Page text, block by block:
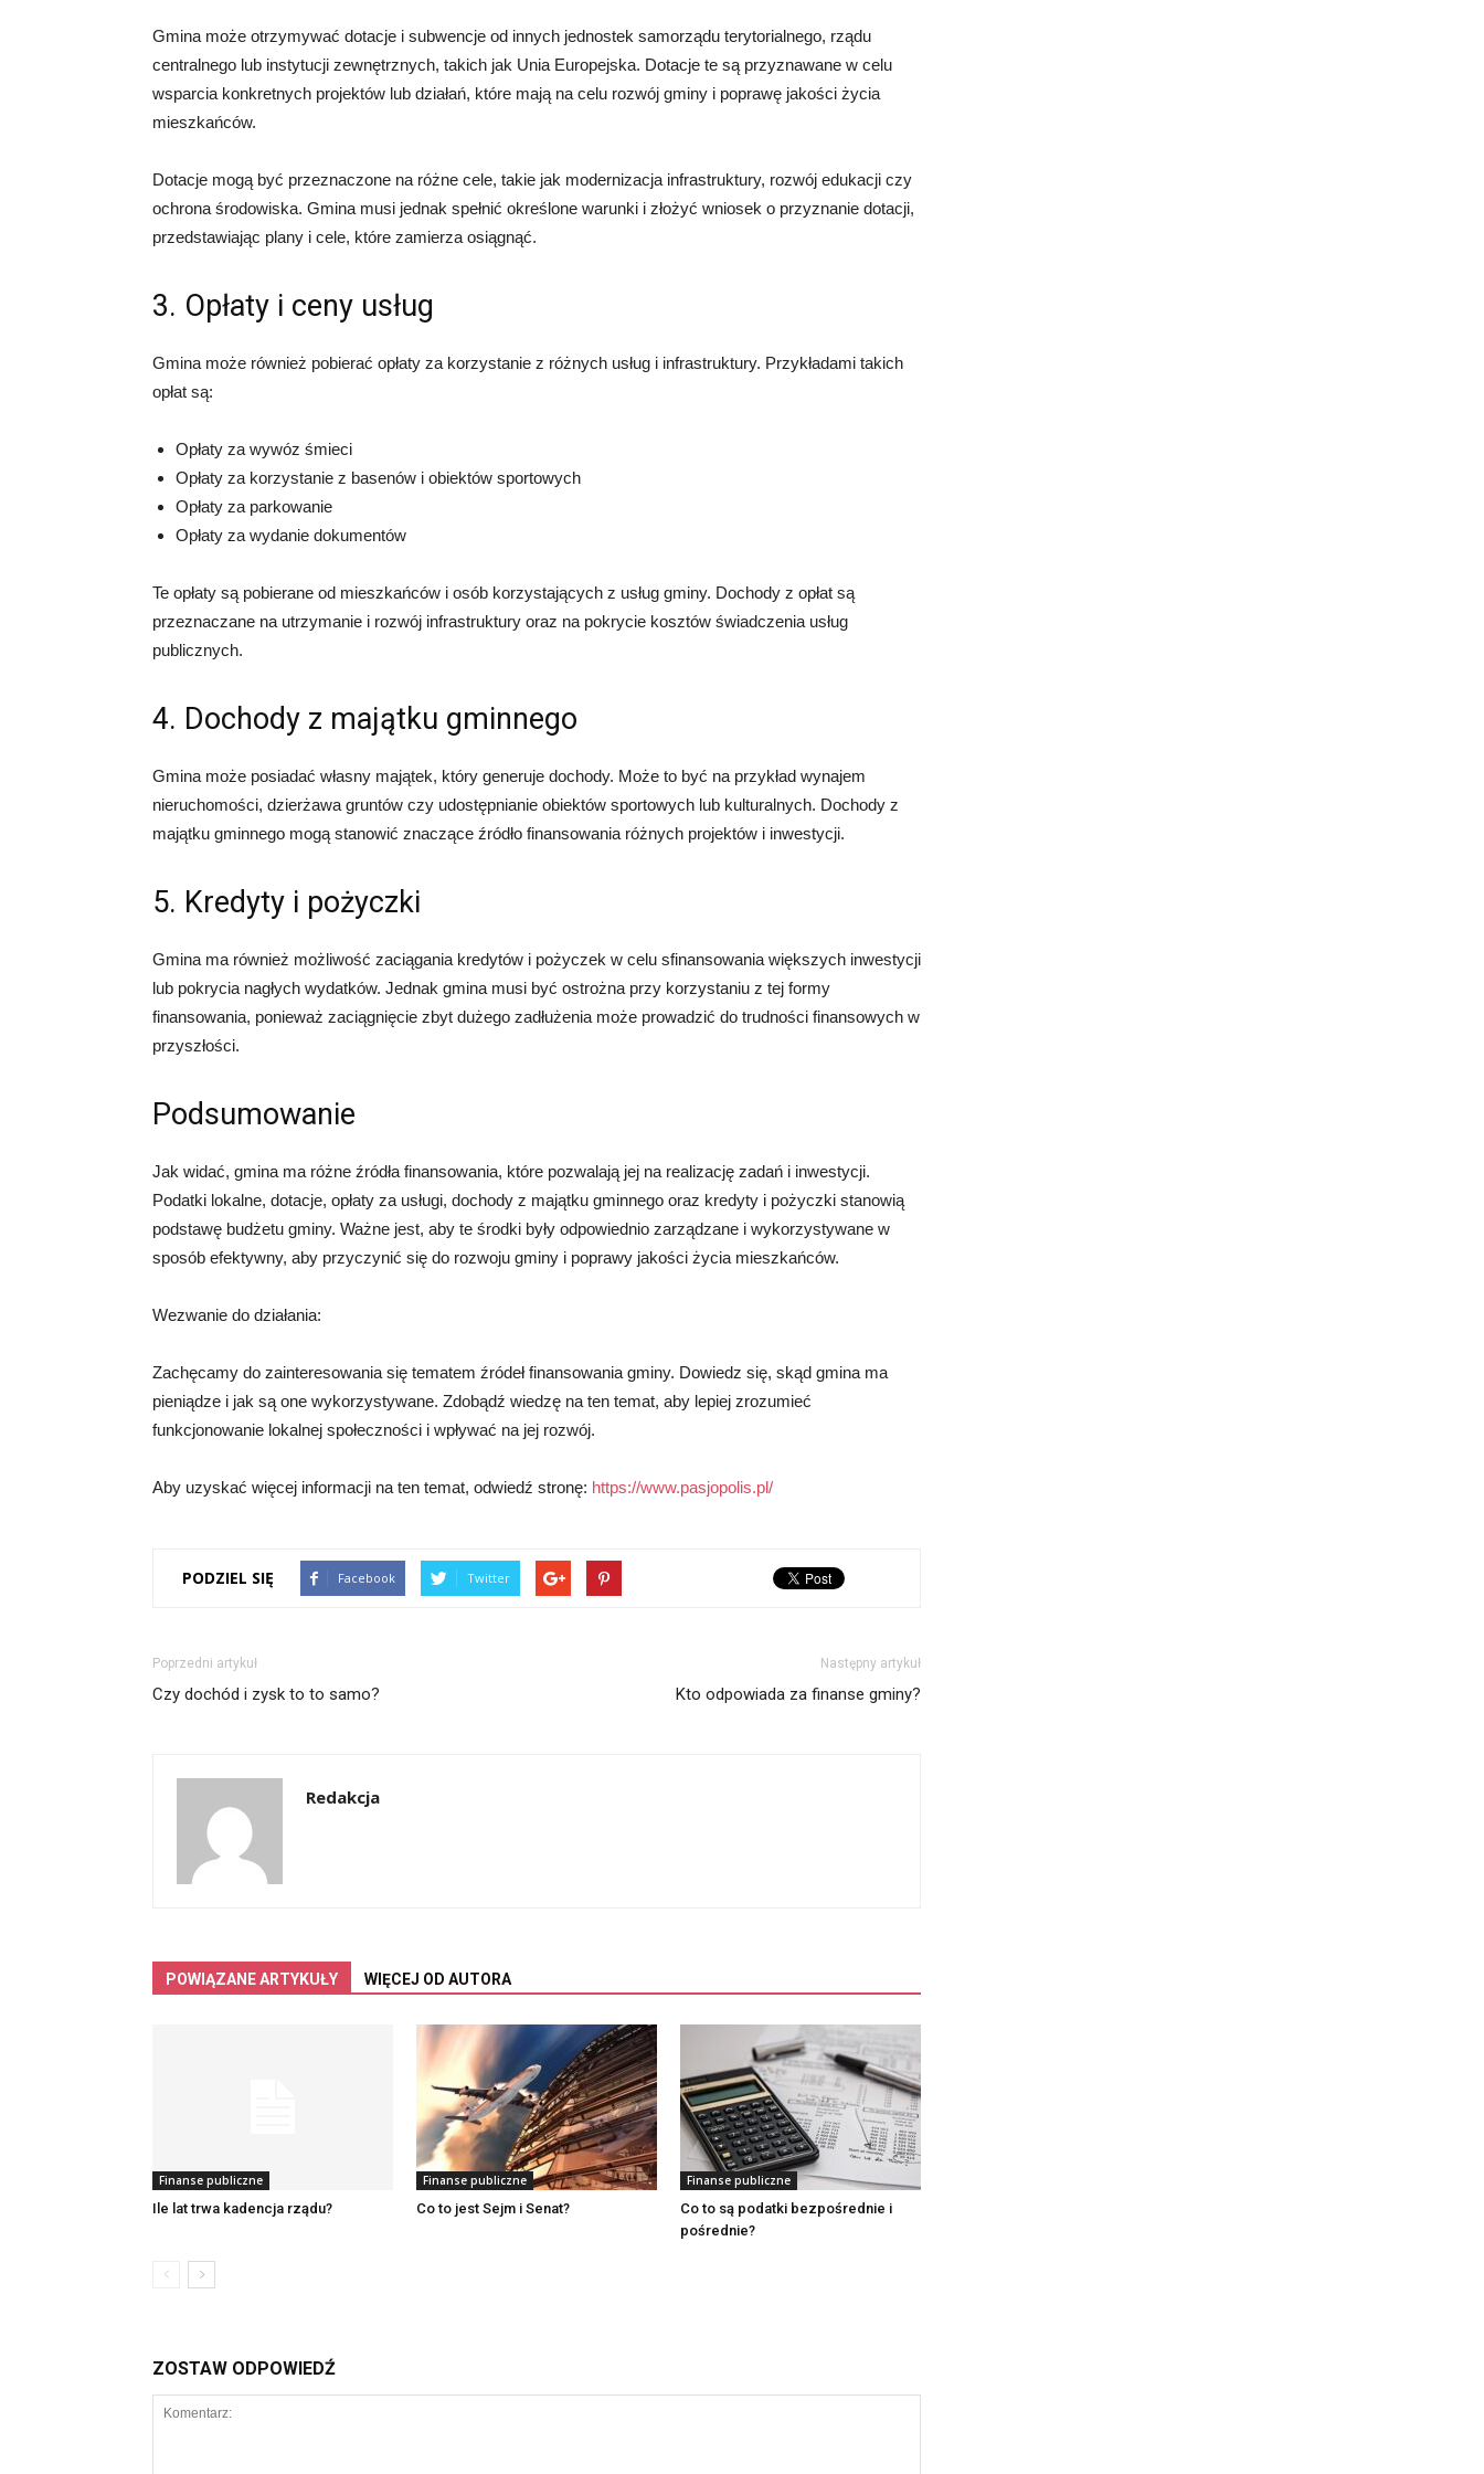
Gmina może otrzymywać dotacje i subwencje od innych jednostek samorządu terytorialnego, rządu
centralnego lub instytucji zewnętrznych, takich jak Unia Europejska. Dotacje te są przyznawane w celu
wsparcia konkretnych projektów lub działań, które mają na celu rozwój gminy i poprawę jakości życia
mieszkańców.
Dotacje mogą być przeznaczone na różne cele, takie jak modernizacja infrastruktury, rozwój edukacji czy
ochrona środowiska. Gmina musi jednak spełnić określone warunki i złożyć wniosek o przyznanie dotacji,
przedstawiając plany i cele, które zamierza osiągnąć.
3. Opłaty i ceny usług
Gmina może również pobierać opłaty za korzystanie z różnych usług i infrastruktury. Przykładami takich
opłat są:
Opłaty za wywóz śmieci
Opłaty za korzystanie z basenów i obiektów sportowych
Opłaty za parkowanie
Opłaty za wydanie dokumentów
Te opłaty są pobierane od mieszkańców i osób korzystających z usług gminy. Dochody z opłat są
przeznaczane na utrzymanie i rozwój infrastruktury oraz na pokrycie kosztów świadczenia usług
publicznych.
4. Dochody z majątku gminnego
Gmina może posiadać własny majątek, który generuje dochody. Może to być na przykład wynajem
nieruchomości, dzierżawa gruntów czy udostępnianie obiektów sportowych lub kulturalnych. Dochody z
majątku gminnego mogą stanowić znaczące źródło finansowania różnych projektów i inwestycji.
5. Kredyty i pożyczki
Gmina ma również możliwość zaciągania kredytów i pożyczek w celu sfinansowania większych inwestycji
lub pokrycia nagłych wydatków. Jednak gmina musi być ostrożna przy korzystaniu z tej formy
finansowania, ponieważ zaciągnięcie zbyt dużego zadłużenia może prowadzić do trudności finansowych w
przyszłości.
Podsumowanie
Jak widać, gmina ma różne źródła finansowania, które pozwalają jej na realizację zadań i inwestycji.
Podatki lokalne, dotacje, opłaty za usługi, dochody z majątku gminnego oraz kredyty i pożyczki stanowią
podstawę budżetu gminy. Ważne jest, aby te środki były odpowiednio zarządzane i wykorzystywane w
sposób efektywny, aby przyczynić się do rozwoju gminy i poprawy jakości życia mieszkańców.
Wezwanie do działania:
Zachęcamy do zainteresowania się tematem źródeł finansowania gminy. Dowiedz się, skąd gmina ma
pieniądze i jak są one wykorzystywane. Zdobądź wiedzę na ten temat, aby lepiej zrozumieć
funkcjonowanie lokalnej społeczności i wpływać na jej rozwój.
Aby uzyskać więcej informacji na ten temat, odwiedź stronę: https://www.pasjopolis.pl/
PODZIEL SIĘ Facebook Twitter
Poprzedni artykuł
Czy dochód i zysk to to samo?
Następny artykuł
Kto odpowiada za finanse gminy?
Redakcja
POWIĄZANE ARTYKUŁY WIĘCEJ OD AUTORA
Finanse publiczne
Ile lat trwa kadencja rządu?
Finanse publiczne
Co to jest Sejm i Senat?
Finanse publiczne
Co to są podatki bezpośrednie i
pośrednie?
ZOSTAW ODPOWIEDŹ